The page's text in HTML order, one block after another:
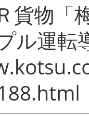
貨物「
ル運転